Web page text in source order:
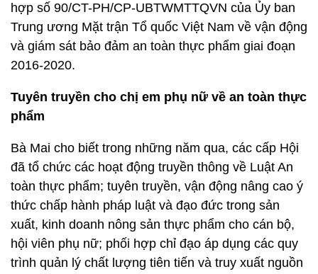
hợp số 90/CT-PH/CP-UBTWMTTQVN của Ủy ban
Trung ương Mặt trận Tổ quốc Việt Nam về vận động
và giám sát bảo đảm an toàn thực phẩm giai đoạn
2016-2020.
Tuyên truyền cho chị em phụ nữ về an toàn thực
phẩm
Bà Mai cho biết trong những năm qua, các cấp Hội
đã tổ chức các hoạt động truyền thông về Luật An
toàn thực phẩm; tuyên truyền, vận động nâng cao ý
thức chấp hành pháp luật và đạo đức trong sản
xuất, kinh doanh nông sản thực phẩm cho cán bộ,
hội viên phụ nữ; phối hợp chỉ đạo áp dụng các quy
trình quản lý chất lượng tiên tiến và truy xuất nguồn